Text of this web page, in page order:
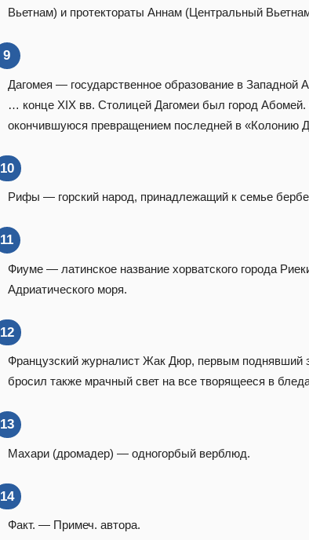
Вьетнам) и протектораты Аннам (Центральный
9
Дагомея — государственное образование в Западной
… конце XIX вв. Столицей Дагомеи был город Абомей.
окончившуюся превращением последней в «Колонию
10
Рифы — горский народ, принадлежащий к семье
11
Фиуме — латинское название хорватского города
Адриатического моря.
12
Французский журналист Жак Дюр, первым поднявший
бросил также мрачный свет на все творящееся в
13
Махари (дромадер) — одногорбый верблюд.
14
Факт. — Примеч. автора.